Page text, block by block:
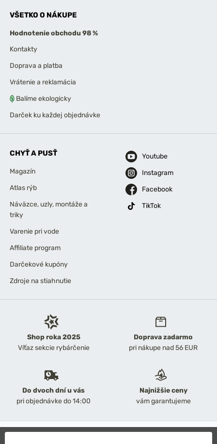
Shop roka 2025
Víťaz sekcie rybárčenie
Doprava zadarmo
pri nákupe nad 56 EUR
Do dvoch dní u vás
pri objednávke do 14:00
Najnižšie ceny
vám garantujeme
VŠETKO O NÁKUPE
Hodnotenie obchodu 98 %
Kontakty
Doprava a platba
Vrátenie a reklamácia
Balíme ekologicky
Darček ku každej objednávke
CHYŤ A PUSŤ
Magazín
Atlas rýb
Náväzce, uzly, montáže a
triky
Varenie pri vode
Affiliate program
Darčekové kupóny
Zdroje na stiahnutie
Youtube
Instagram
Facebook
TikTok